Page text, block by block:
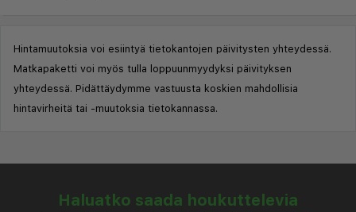
Hintamuutoksia voi esiintyä tietokantojen päivitysten yhteydessä.
Matkapaketti voi myös tulla loppuunmyydyksi päivityksen
yhteydessä. Pidättäydymme vastuusta koskien mahdollisia
hintavirheitä tai -muutoksia tietokannassa.
Haluatko saada houkuttelevia